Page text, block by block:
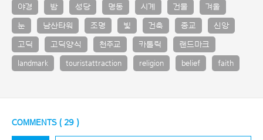
야경 밤 성당 명동 시계 건물 겨울
눈 남산타워 조명 빛 건축 종교 신앙
고딕 고딕양식 천주교 카톨릭 랜드마크
landmark touristattraction religion belief faith
COMMENTS ( 29 )